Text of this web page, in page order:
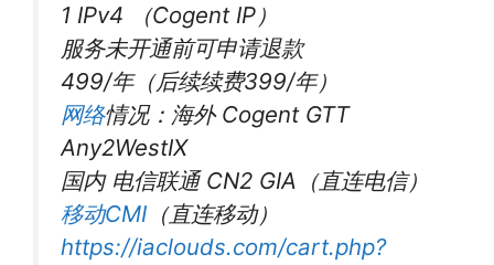
1 IPv4 （Cogent IP）
服务未开通前可申请退款
499/年（后续续费399/年）
网络情况：海外 Cogent GTT
Any2WestIX
国内 电信联通 CN2 GIA（直连电信）
移动CMI （直连移动）
https://iaclouds.com/cart.php?